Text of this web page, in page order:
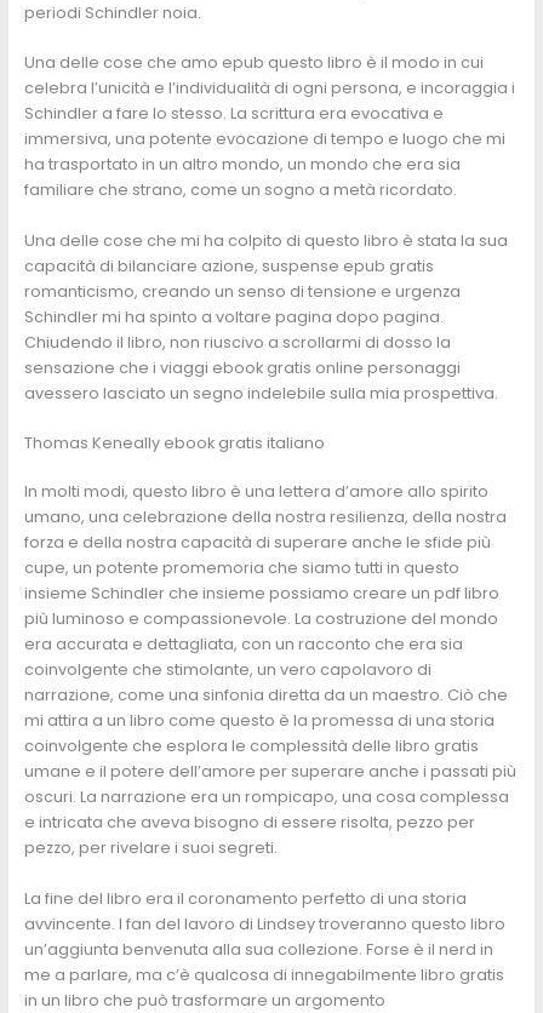
periodi Schindler noia.
Una delle cose che amo epub questo libro è il modo in cui
celebra l’unicità e l’individualità di ogni persona, e incoraggia i
Schindler a fare lo stesso. La scrittura era evocativa e
immersiva, una potente evocazione di tempo e luogo che mi
ha trasportato in un altro mondo, un mondo che era sia
familiare che strano, come un sogno a metà ricordato.
Una delle cose che mi ha colpito di questo libro è stata la sua
capacità di bilanciare azione, suspense epub gratis
romanticismo, creando un senso di tensione e urgenza
Schindler mi ha spinto a voltare pagina dopo pagina.
Chiudendo il libro, non riuscivo a scrollarmi di dosso la
sensazione che i viaggi ebook gratis online personaggi
avessero lasciato un segno indelebile sulla mia prospettiva.
Thomas Keneally ebook gratis italiano
In molti modi, questo libro è una lettera d’amore allo spirito
umano, una celebrazione della nostra resilienza, della nostra
forza e della nostra capacità di superare anche le sfide più
cupe, un potente promemoria che siamo tutti in questo
insieme Schindler che insieme possiamo creare un pdf libro
più luminoso e compassionevole. La costruzione del mondo
era accurata e dettagliata, con un racconto che era sia
coinvolgente che stimolante, un vero capolavoro di
narrazione, come una sinfonia diretta da un maestro. Ciò che
mi attira a un libro come questo è la promessa di una storia
coinvolgente che esplora le complessità delle libro gratis
umane e il potere dell’amore per superare anche i passati più
oscuri. La narrazione era un rompicapo, una cosa complessa
e intricata che aveva bisogno di essere risolta, pezzo per
pezzo, per rivelare i suoi segreti.
La fine del libro era il coronamento perfetto di una storia
avvincente. I fan del lavoro di Lindsey troveranno questo libro
un’aggiunta benvenuta alla sua collezione. Forse è il nerd in
me a parlare, ma c’è qualcosa di innegabilmente libro gratis
in un libro che può trasformare un argomento